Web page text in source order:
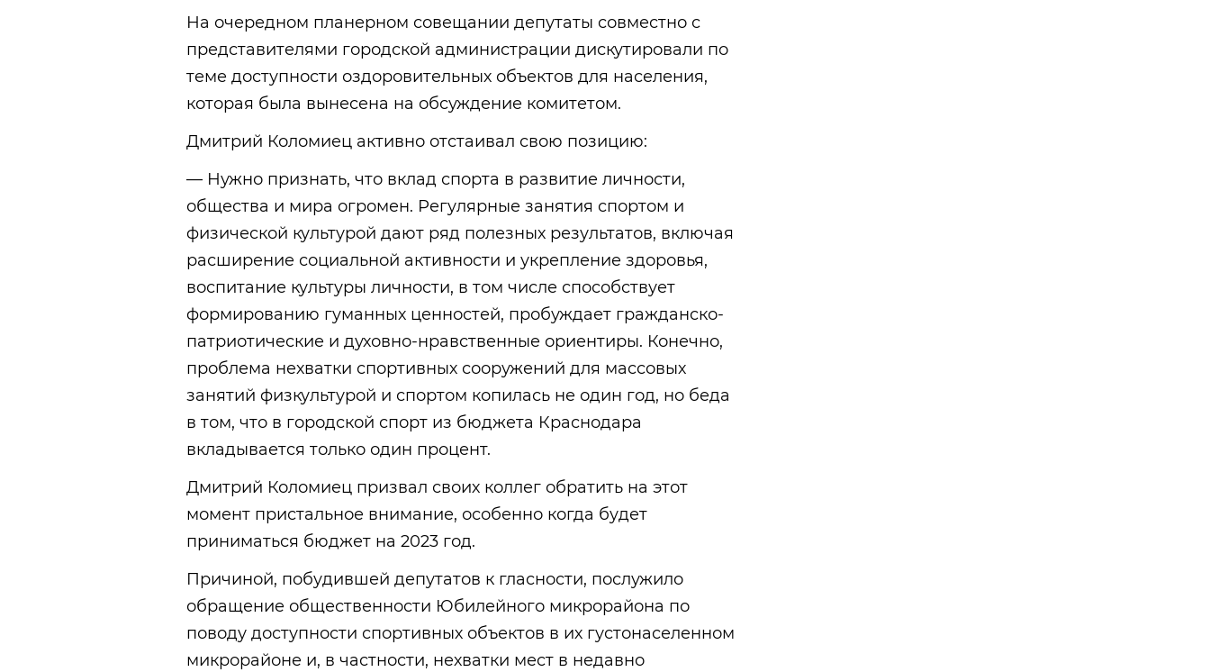
На очередном планерном совещании депутаты совместно с
представителями городской администрации дискутировали по
теме доступности оздоровительных объектов для населения,
которая была вынесена на обсуждение комитетом.
Дмитрий Коломиец активно отстаивал свою позицию:
— Нужно признать, что вклад спорта в развитие личности,
общества и мира огромен. Регулярные занятия спортом и
физической культурой дают ряд полезных результатов, включая
расширение социальной активности и укрепление здоровья,
воспитание культуры личности, в том числе способствует
формированию гуманных ценностей, пробуждает гражданско-
патриотические и духовно-нравственные ориентиры. Конечно,
проблема нехватки спортивных сооружений для массовых
занятий физкультурой и спортом копилась не один год, но беда
в том, что в городской спорт из бюджета Краснодара
вкладывается только один процент.
Дмитрий Коломиец призвал своих коллег обратить на этот
момент пристальное внимание, особенно когда будет
приниматься бюджет на 2023 год.
Причиной, побудившей депутатов к гласности, послужило
обращение общественности Юбилейного микрорайона по
поводу доступности спортивных объектов в их густонаселенном
микрорайоне и, в частности, нехватки мест в недавно